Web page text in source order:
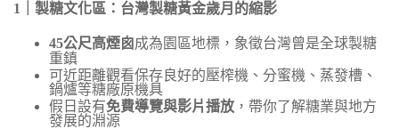
1 ｜製糖文化區：台灣製糖黃金歲月的縮影
45公尺高煙囪成為園區地標，象徵台灣曾是全球製糖
重鎮
可近距離觀看保存良好的壓榨機、分蜜機、蒸發槽、
鍋爐等糖廠原機具
假日設有免費導覽與影片播放 ，帶你了解糖業與地方
發展的淵源